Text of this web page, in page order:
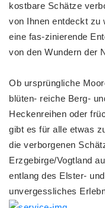
kostbare Schätze
von Ihnen entdeckt zu
eine fas-zinierende
von den Wundern der
Ob ursprüngliche
blüten- reiche Berg-
Heckenreihen oder
gibt es für alle etwas
die verborgenen
Erzgebirge/Vogtland
entlang des Elster-
unvergessliches